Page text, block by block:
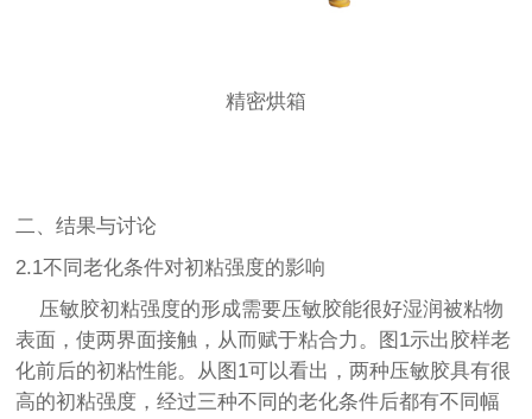
精密烘箱
二、结果与讨论
2.1不同老化条件对初粘强度的影响
压敏胶初粘强度的形成需要压敏胶能很好湿润被粘物
表面，使两界面接触，从而赋于粘合力。图1示出胶样老
化前后的初粘性能。从图1可以看出，两种压敏胶具有很
高的初粘强度，经过三种不同的老化条件后都有不同幅